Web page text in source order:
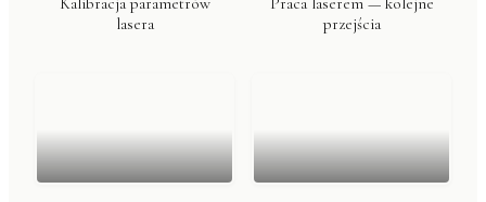
lasera
przejścia